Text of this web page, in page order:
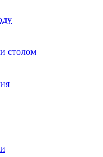
столом